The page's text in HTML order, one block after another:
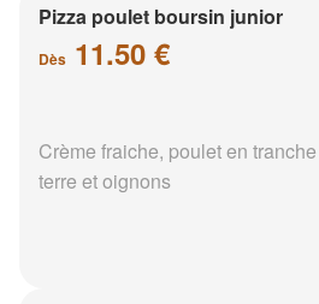
Pizza poulet boursin junior
Dès 11.50 €
Crème fraiche, poulet en
terre et oignons